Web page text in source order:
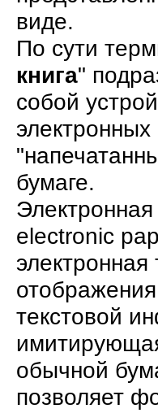
виде.
По сути
книга"
собой
электронных
бумаге.
electronic
электронная
текстовой
обычной
позволяет